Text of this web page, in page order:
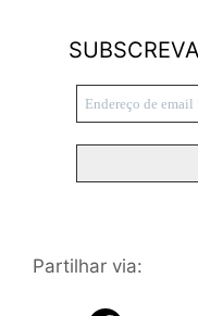
Partilhar via: